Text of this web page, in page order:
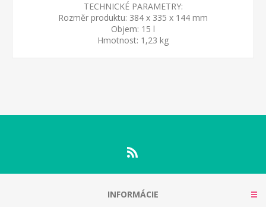
TECHNICKÉ PARAMETRY:
Rozměr produktu: 384 x 335 x 144 mm
Objem: 15 l
Hmotnost: 1,23 kg
INFORMÁCIE